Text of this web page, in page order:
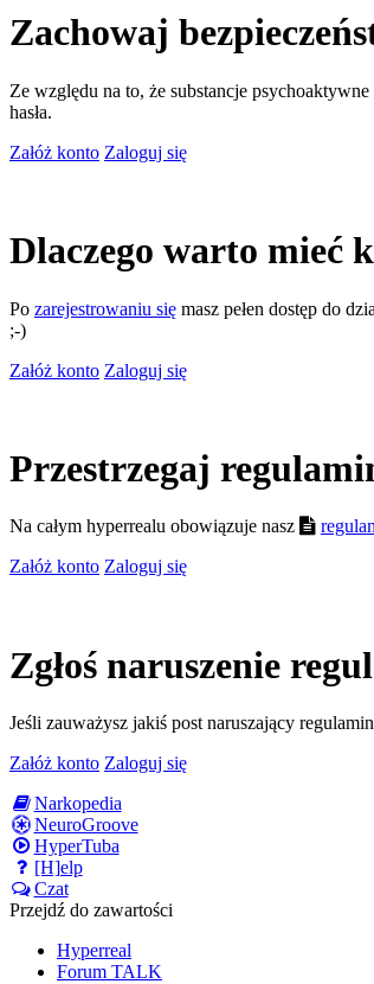
Zachowaj
Ze względu na to, że substancje
hasła.
Załóż konto Zaloguj się
Dlaczego warto mieć
Po zarejestrowaniu się masz pełen dostęp do
;-)
Załóż konto Zaloguj się
Przestrzegaj
Na całym hyperrealu obowiązuje nasz
Załóż konto Zaloguj się
Zgłoś naruszenie
Jeśli zauważysz jakiś post naruszający
Załóż konto Zaloguj się
Narkopedia
NeuroGroove
HyperTuba
[H]elp
Czat
Przejdź do zawartości
Hyperreal
Forum TALK